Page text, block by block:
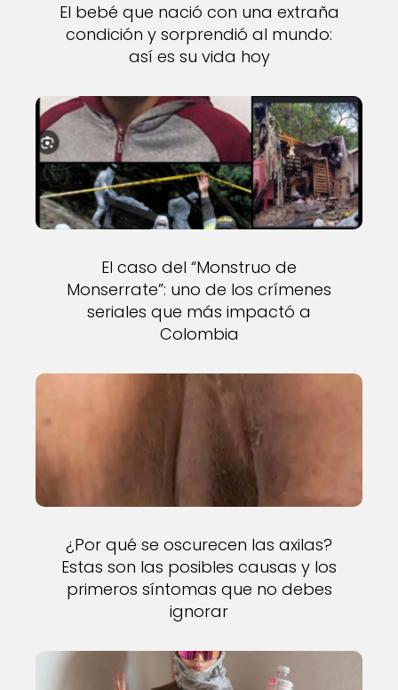
El bebé que nació con una extraña
condición y sorprendió al mundo:
así es su vida hoy
El caso del “Monstruo de
Monserrate”: uno de los crímenes
seriales que más impactó a
Colombia
¿Por qué se oscurecen las axilas?
Estas son las posibles causas y los
primeros síntomas que no debes
ignorar